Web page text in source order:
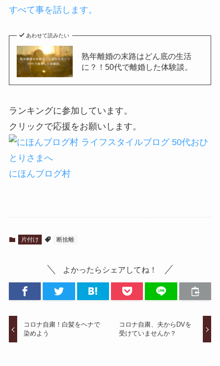
すべて事を話します。
あわせて読みたい
熟年離婚の末路はどん底の生活
に？！50代で離婚した体験談。
ランキングに参加しています。
クリックで応援をお願いします。
にほんブログ村
片付け 断捨離
よかったらシェアしてね！
コロナ自粛！白髪をヘナで
染めよう
コロナ自粛、夫からDVを
受けていませんか？